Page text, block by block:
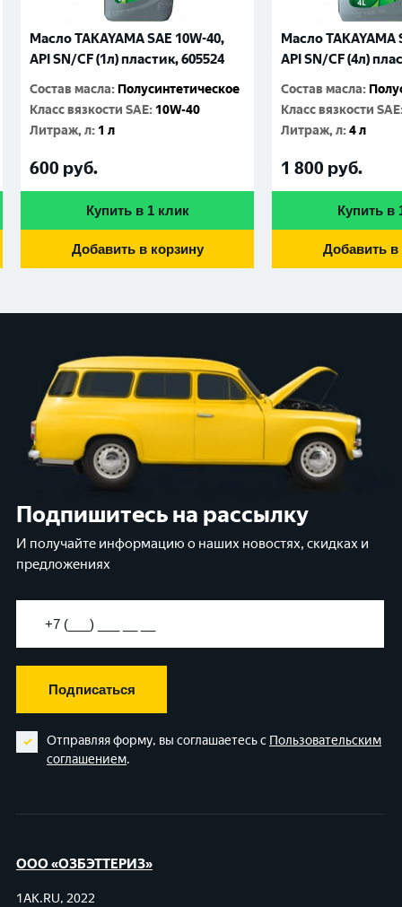
Масло TAKAYAMA SAE 10W-40,
API SN/CF (1л) пластик, 605524
Состав масла: Полусинтетическое
Класс вязкости SAE: 10W-40
Литраж, л: 1 л
600 руб.
Купить в 1 клик
Добавить в корзину
Масло TAKAYAMA
API SN/CF (4л)
Состав масла:
Класс вязкости SAE
Литраж, л:4 л
1 800 руб.
Купить в
Добавить в
Подпишитесь на рассылку
И получайте информацию о наших новостях, скидках и
предложениях
Подписаться
Отправляя форму, вы соглашаетесь с Пользовательским
соглашением.
ООО «ОЗБЭТТЕРИЗ»
1AK.RU, 2022